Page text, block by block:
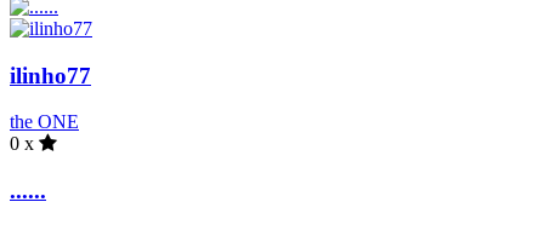
ilinho77
the ONE
0 x
......